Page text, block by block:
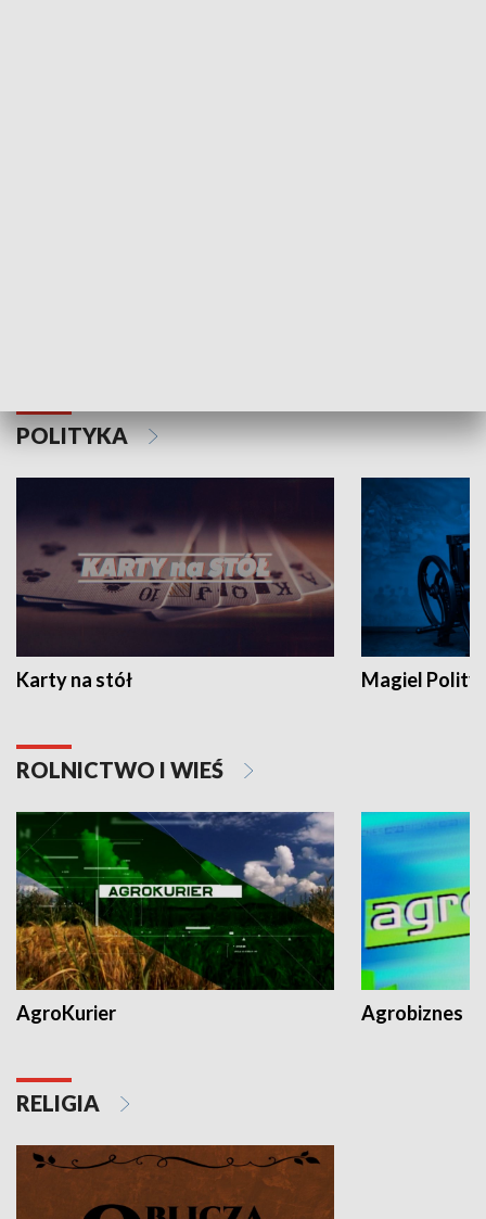
POLITYKA
Karty na stół Magiel
ROLNICTWO I WIEŚ
AgroKurier Agrobiznes
RELIGIA